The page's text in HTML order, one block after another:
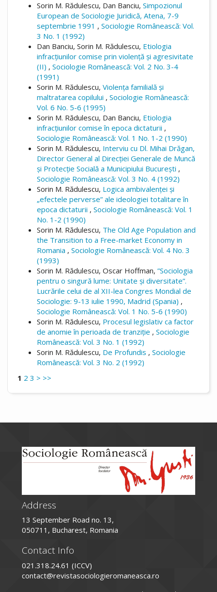
Sorin M. Rădulescu, Dan Banciu, Simpozionul
European de Sociologie Juridică, Atena, 7-9
septembrie 1991 , Sociologie Românească: Vol.
3 No. 1 (1992)
Dan Banciu, Sorin M. Rădulescu, Etiologia
infracțiunilor comise prin violență și agresivitate
(II) , Sociologie Românească: Vol. 2 No. 3-4
(1991)
Sorin M. Rădulescu, Violența familială și
maltratarea copilului , Sociologie Românească:
Vol. 6 No. 5-6 (1995)
Sorin M. Rădulescu, Dan Banciu, Etiologia
infracțiunilor comise în epoca dictaturii ,
Sociologie Românească: Vol. 1 No. 1-2 (1990)
Sorin M. Rădulescu, Interviu cu Dl. Mihai Drăgan,
Director General al Direcției Generale de Muncă
și Protecție Socială a Municipiului București ,
Sociologie Românească: Vol. 3 No. 4 (1992)
Sorin M. Rădulescu, Logica ambivalenței și
„efectele perverse” ale ideologiei totalitare în
epoca dictaturii , Sociologie Românească: Vol. 1
No. 1-2 (1990)
Sorin M. Rădulescu, The Old Age Population and
the Transition to a Free-market Economy in
Romania , Sociologie Românească: Vol. 4 No. 3
(1993)
Sorin M. Rădulescu, Oscar Hoffman, ”Sociologia
pentru o singură lume: Unitate și diversitate”.
Lucrările celui de al XII-lea Congres Mondial de
Sociologie: 9-13 iulie 1990, Madrid (Spania) ,
Sociologie Românească: Vol. 1 No. 5-6 (1990)
Sorin M. Rădulescu, Procesul legislativ ca factor
de anomie în perioada de tranziție , Sociologie
Românească: Vol. 3 No. 1 (1992)
Sorin M. Rădulescu, De Profundis , Sociologie
Românească: Vol. 3 No. 2 (1992)
1 2 3 > >>
Address
13 September Road no. 13,
050711, Bucharest, Romania
Contact Info
021.318.24.61 (ICCV)
contact@revistasociologieromaneasca.ro